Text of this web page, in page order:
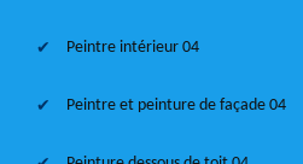
Peintre intérieur 04
Peintre et peinture de façade 04